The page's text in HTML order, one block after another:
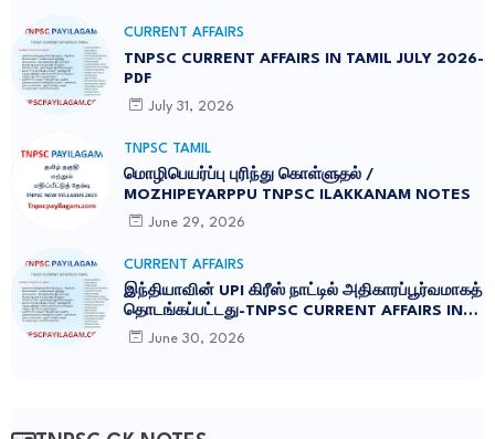
CURRENT AFFAIRS
TNPSC CURRENT AFFAIRS IN TAMIL JULY 2026-
PDF
July 31, 2026
TNPSC TAMIL
மொழிபெயர்ப்பு புரிந்து கொள்ளுதல் /
MOZHIPEYARPPU TNPSC ILAKKANAM NOTES
June 29, 2026
CURRENT AFFAIRS
இந்தியாவின் UPI கிரீஸ் நாட்டில் அதிகாரப்பூர்வமாகத்
தொடங்கப்பட்டது-TNPSC CURRENT AFFAIRS IN
TAMIL JUNE 2026
June 30, 2026